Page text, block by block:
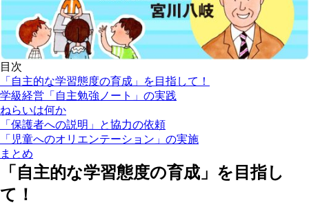
目次
「自主的な学習態度の育成」を目指して！
学級経営「自主勉強ノート」の実践
ねらいは何か
「保護者への説明」と協力の依頼
「児童へのオリエンテーション」の実施
まとめ
「自主的な学習態度の育成」を目指し
て！